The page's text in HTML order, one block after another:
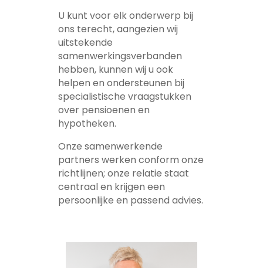
U kunt voor elk onderwerp bij
ons terecht, aangezien wij
uitstekende
samenwerkingsverbanden
hebben, kunnen wij u ook
helpen en ondersteunen bij
specialistische vraagstukken
over pensioenen en
hypotheken.
Onze samenwerkende
partners werken conform onze
richtlijnen; onze relatie staat
centraal en krijgen een
persoonlijke en passend advies.